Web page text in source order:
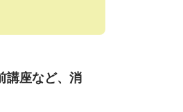
講座など、消